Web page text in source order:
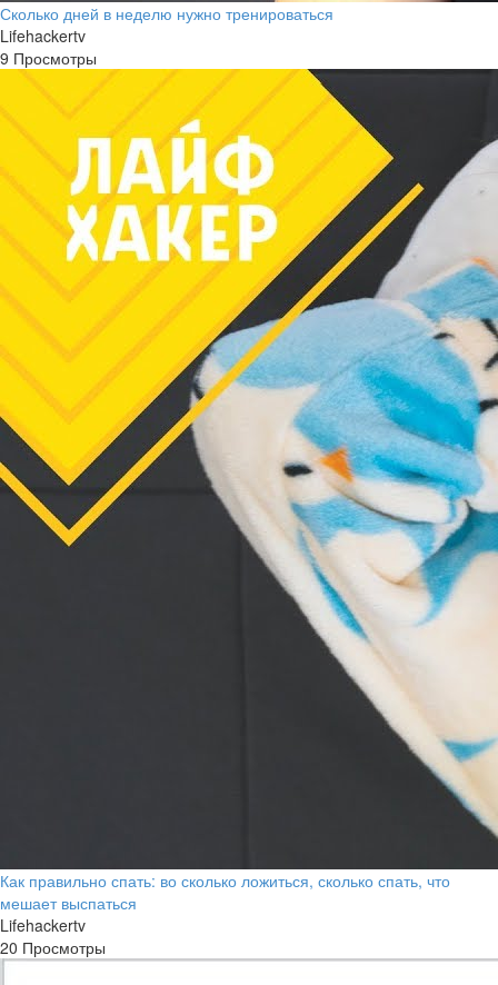
Сколько дней в неделю нужно тренироваться
Lifehackertv
9 Просмотры
Как правильно спать: во сколько ложиться, сколько спать, что
мешает выспаться
Lifehackertv
20 Просмотры